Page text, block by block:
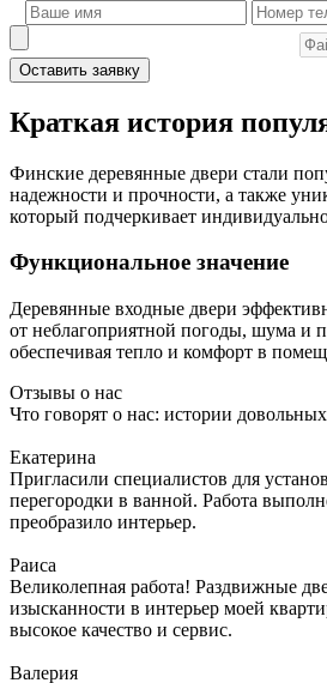
Оставить заявку
Краткая история
Финские деревянные двери стали
надежности и прочности, а также
который подчеркивает
Функциональное значение
Деревянные входные двери
от неблагоприятной погоды, шума и
обеспечивая тепло и комфорт в
Отзывы о нас
Что говорят о нас: истории
Екатерина
Пригласили специалистов для
перегородки в ванной. Работа
преобразило интерьер.
Раиса
Великолепная работа! Раздвижные
изысканности в интерьер моей
высокое качество и сервис.
Валерия